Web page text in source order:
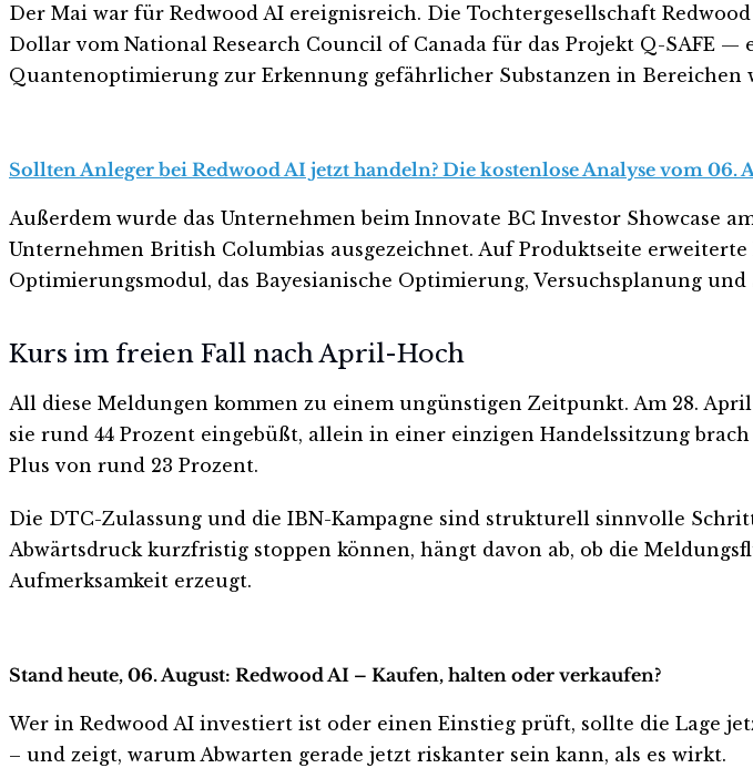
Der Mai war für Redwood AI ereignisreich. Die Tochtergesellschaft
Dollar vom National Research Council of Canada für das Projekt Q-SAFE
Quantenoptimierung zur Erkennung gefährlicher Substanzen in
Sollten Anleger bei Redwood AI jetzt handeln? Die kostenlose Analyse vom 06.
Außerdem wurde das Unternehmen beim Innovate BC Investor Showcase
Unternehmen British Columbias ausgezeichnet. Auf Produktseite
Optimierungsmodul, das Bayesianische Optimierung, Versuchsplanung
Kurs im freien Fall nach April-Hoch
All diese Meldungen kommen zu einem ungünstigen Zeitpunkt. Am 28.
sie rund 44 Prozent eingebüßt, allein in einer einzigen Handelssitzung
Plus von rund 23 Prozent.
Die DTC-Zulassung und die IBN-Kampagne sind strukturell sinnvolle
Abwärtsdruck kurzfristig stoppen können, hängt davon ab, ob die
Aufmerksamkeit erzeugt.
Stand heute, 06. August: Redwood AI – Kaufen, halten oder verkaufen?
Wer in Redwood AI investiert ist oder einen Einstieg prüft, sollte die Lage
– und zeigt, warum Abwarten gerade jetzt riskanter sein kann, als es wirkt.